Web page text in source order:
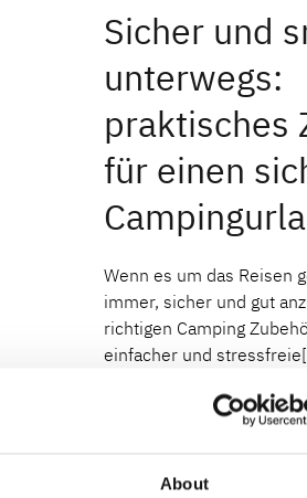
About
Sicher und
unterwegs:
praktisches
für einen
Wenn es um das Reisen
immer, sicher und gut
richtigen Camping
einfacher und